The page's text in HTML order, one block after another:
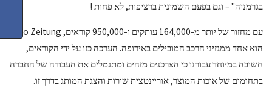
בגרמניה" – וגם בפעם השמינית ברציפות, לא פחות !
עם מחזור של יותר מ-164,000 עותקים ו-950,000 קוראים, Auto Zeitung
הוא אחד ממגזיני הרכב המובילים באירופה. הערכה כזו על ידי הקוראים,
חשובה במיוחד עבורנו כי הצרכנים מזהים ומתגמלים את העבודה של החברה
בתחומים של איכות המוצר, אוריינטצית שירות והצגת המותג בדרך זו.